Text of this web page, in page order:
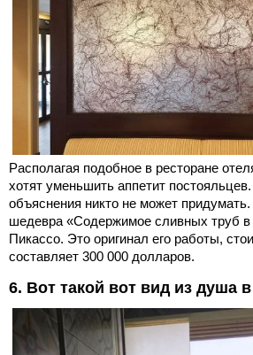
Располагая подобное в ресторане
хотят уменьшить аппетит постояльцев.
объяснения никто не может придумать.
шедевра «Содержимое сливных труб
Пикассо. Это оригинал его работы,
составляет 300 000 долларов.
6. Вот такой вот вид из душа в